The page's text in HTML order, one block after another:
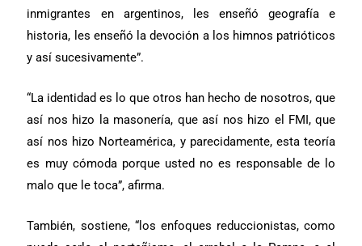
inmigrantes en argentinos, les enseñó geografía e
historia, les enseñó la devoción a los himnos patrióticos
y así sucesivamente”.
“La identidad es lo que otros han hecho de nosotros, que
así nos hizo la masonería, que así nos hizo el FMI, que
así nos hizo Norteamérica, y parecidamente, esta teoría
es muy cómoda porque usted no es responsable de lo
malo que le toca”, afirma.
También, sostiene, “los enfoques reduccionistas, como